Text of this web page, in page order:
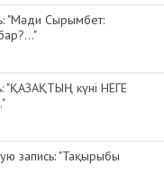
"Мәди Сырымбет:
"ҚАЗАҚТЫҢ күні НЕГЕ
запись: "Тақырыбы